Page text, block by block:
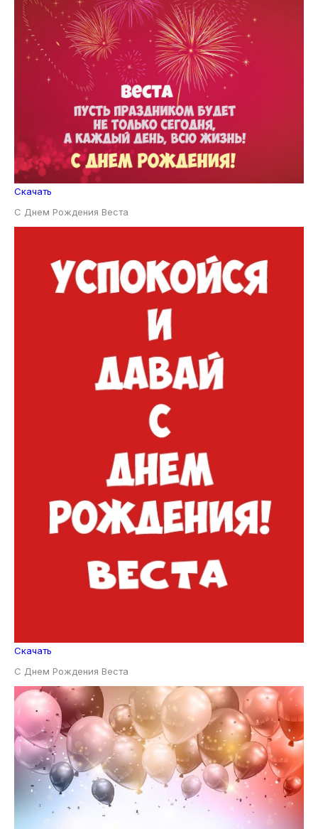
Скачать
С Днем Рождения Веста
Скачать
С Днем Рождения Веста